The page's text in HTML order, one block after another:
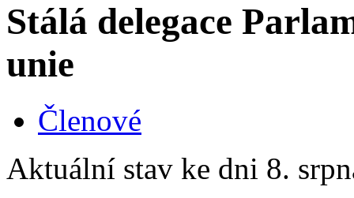
Stálá delegace
unie
Členové
Aktuální stav ke dni 8.